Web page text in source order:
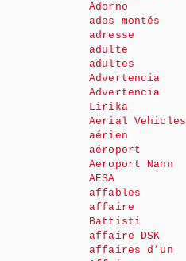
Adorno
ados montés
adresse
adulte
adultes
Advertencia
Advertencia
Lirika
Aerial Vehicles
aérien
aéroport
Aeroport Nann
AESA
affables
affaire
Battisti
affaire DSK
affaires d’un